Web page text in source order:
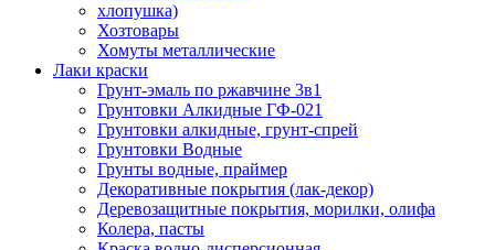
хлопушка)
Хозтовары
Хомуты металлические
Лаки краски
Грунт-эмаль по ржавчине 3в1
Грунтовки Алкидные ГФ-021
Грунтовки алкидные, грунт-спрей
Грунтовки Водные
Грунты водные, праймер
Декоративные покрытия (лак-декор)
Деревозащитные покрытия, морилки, олифа
Колера, пасты